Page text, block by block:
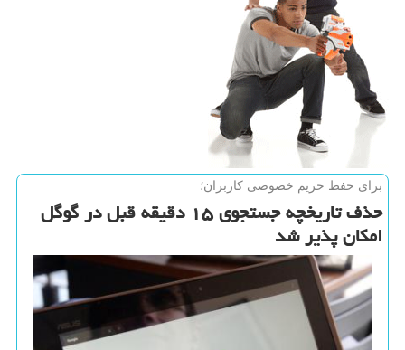
برای حفظ حریم خصوصی كاربران؛
حذف تاریخچه جستجوی ۱۵ دقیقه قبل در گوگل
امكان پذیر شد